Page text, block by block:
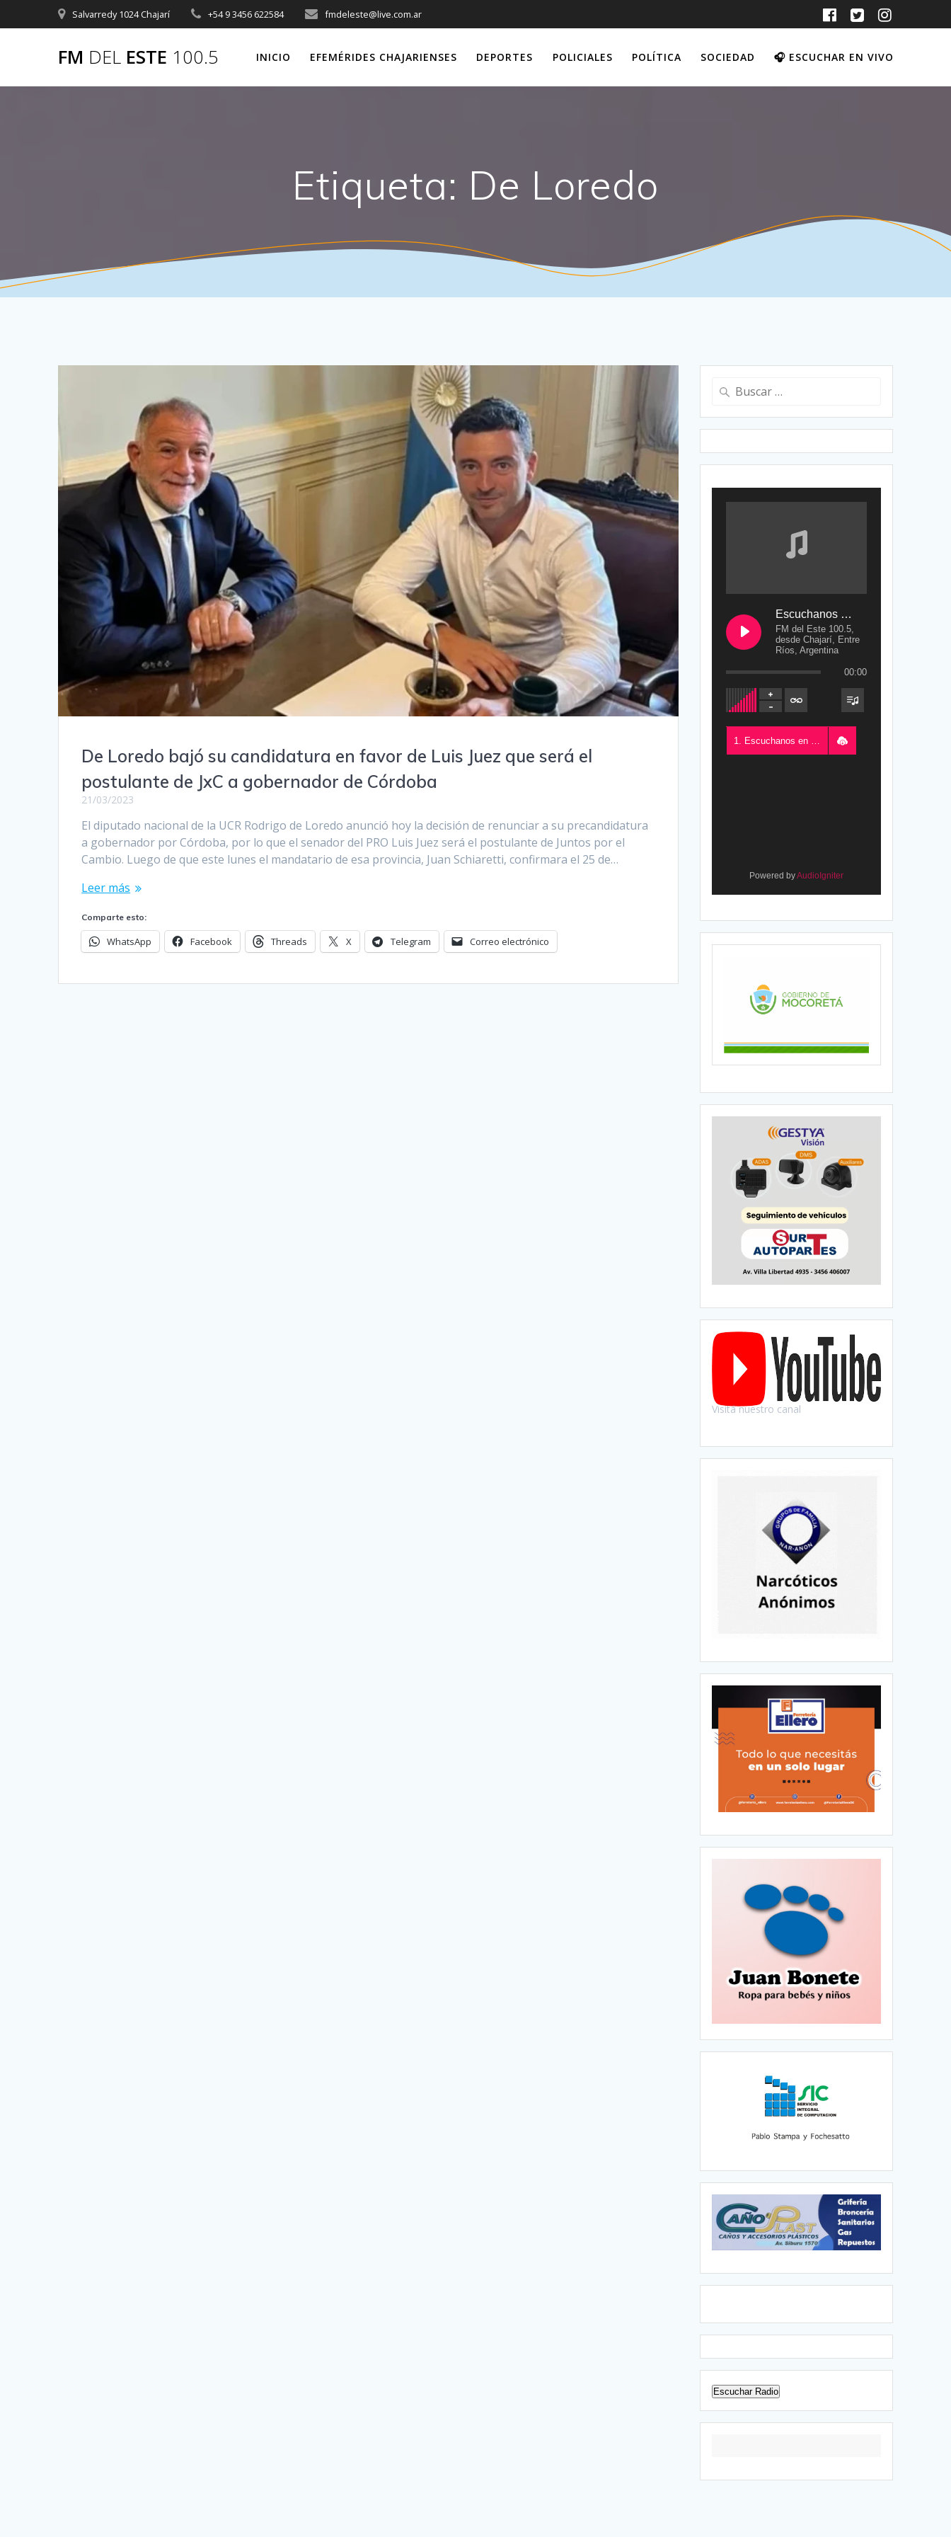
al
Salvarredy 1024 Chajarí +54 9 3456 622584 fmdeleste@live.com.ar
FM DEL ESTE 100.5 INICIO EFEMÉRIDES CHAJARIENSES DEPORTES POLICIALES POLÍTICA SOCIEDAD 🎧 ESCUCHAR EN VIVO
Etiqueta: De Loredo
De Loredo bajó su candidatura en favor de Luis Juez que será el
postulante de JxC a gobernador de Córdoba
21/03/2023
El diputado nacional de la UCR Rodrigo de Loredo anunció hoy la decisión de renunciar a su precandidatura
a gobernador por Córdoba, por lo que el senador del PRO Luis Juez será el postulante de Juntos por el
Cambio. Luego de que este lunes el mandatario de esa provincia, Juan Schiaretti, confirmara el 25 de…
Leer más
Comparte esto:
WhatsApp Facebook Threads X Telegram Correo electrónico
Buscar:
Escuchanos en Vivo
FM del Este 100.5,
desde Chajarí, Entre
Ríos, Argentina
00:00
1. Escuchanos en Vivo - FM del Este 100.5, desde Chajarí, Entre Ríos, Argentina
Powered byAudioIgniter
Visitá nuestro canal
Escuchar Radio